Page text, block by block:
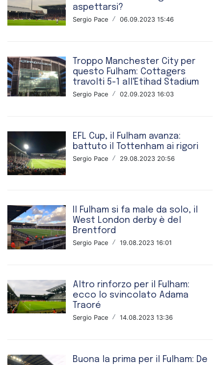
aspettarsi?
Sergio Pace / 06.09.2023 15:46
Troppo Manchester City per
questo Fulham: Cottagers
travolti 5-1 all'Etihad Stadium
Sergio Pace / 02.09.2023 16:03
EFL Cup, il Fulham avanza:
battuto il Tottenham ai rigori
Sergio Pace / 29.08.2023 20:56
Il Fulham si fa male da solo, il
West London derby è del
Brentford
Sergio Pace / 19.08.2023 16:01
Altro rinforzo per il Fulham:
ecco lo svincolato Adama
Traoré
Sergio Pace / 14.08.2023 13:36
Buona la prima per il Fulham: De